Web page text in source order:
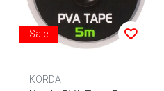
Sale
KORDA